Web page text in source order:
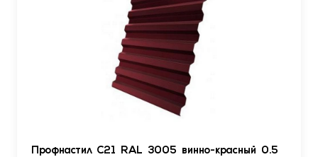
Профнастил С21 RAL 3005 винно-красный 0.5